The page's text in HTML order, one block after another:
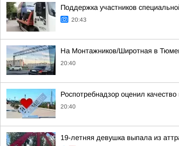
Поддержка участников
20:43
На Монтажников/Широтная в
20:40
Роспотребнадзор оценил
20:40
19-летняя девушка выпала из